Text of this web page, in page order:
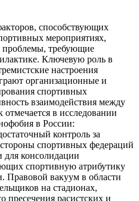
способствующих
мероприятиях,
проблемы, требующие
Ключевую роль в
настроения
организационные и
спортивных
взаимодействия между
в исследовании
в России:
контроль за
спортивных федераций
для консолидации
спортивную атрибутику
Правовой вакуум в области
на стадионах,
пресечения расистских и